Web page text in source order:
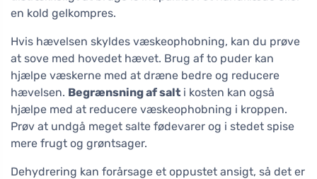
en kold gelkompres.
Hvis hævelsen skyldes væskeophobning, kan du prøve
at sove med hovedet hævet. Brug af to puder kan
hjælpe væskerne med at dræne bedre og reducere
hævelsen. Begrænsning af salt i kosten kan også
hjælpe med at reducere væskeophobning i kroppen.
Prøv at undgå meget salte fødevarer og i stedet spise
mere frugt og grøntsager.
Dehydrering kan forårsage et oppustet ansigt, så det er